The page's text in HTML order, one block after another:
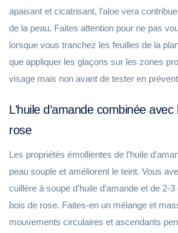
apaisant et cicatrisant, l’aloe vera
de la peau. Faites attention pour ne pas
lorsque vous tranchez les feuilles de la
que appliquer les glaçons sur les zones
visage mais non avant de tester en
L’huile d’amande combinée avec
rose
Les propriétés émollientes de l’huile
peau souple et améliorent le teint. Vous
cuillère à soupe d’huile d’amande et de 2-3
bois de rose. Faites-en un mélange et
mouvements circulaires et ascendants